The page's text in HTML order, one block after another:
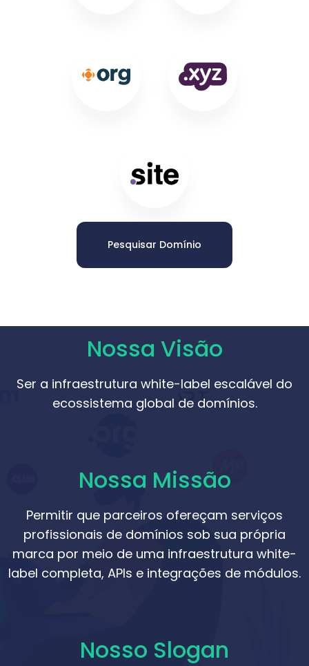
Pesquisar Domínio
Nossa Visão
Ser a infraestrutura white-label escalável do
ecossistema global de domínios.
Nossa Missão
Permitir que parceiros ofereçam serviços
profissionais de domínios sob sua própria
marca por meio de uma infraestrutura white-
label completa, APIs e integrações de módulos.
Nosso Slogan